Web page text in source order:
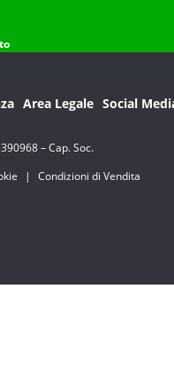
Area Legale Social
– Cap. Soc.
|
Condizioni di Vendita